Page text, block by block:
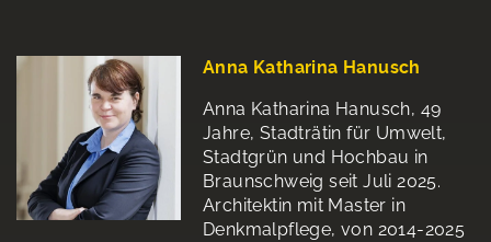
Anna Katharina Hanusch
Anna Katharina Hanusch, 49
Jahre, Stadträtin für Umwelt,
Stadtgrün und Hochbau in
Braunschweig seit Juli 2025.
Architektin mit Master in
Denkmalpflege, von 2014-2025